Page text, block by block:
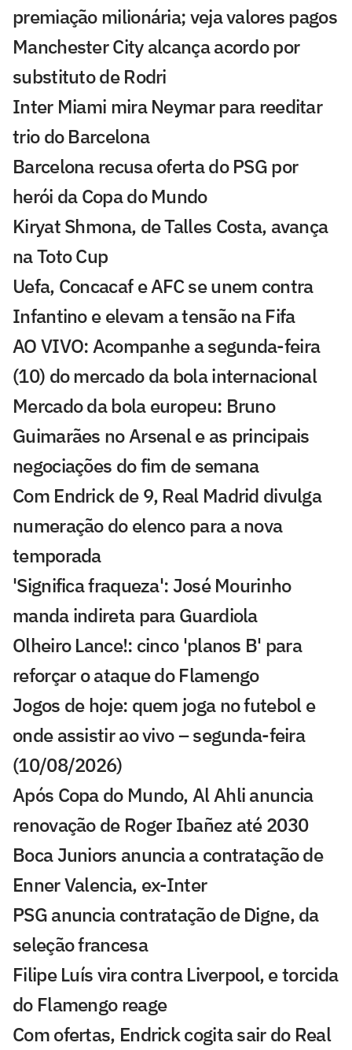
premiação milionária; veja valores pagos
Manchester City alcança acordo por
substituto de Rodri
Inter Miami mira Neymar para reeditar
trio do Barcelona
Barcelona recusa oferta do PSG por
herói da Copa do Mundo
Kiryat Shmona, de Talles Costa, avança
na Toto Cup
Uefa, Concacaf e AFC se unem contra
Infantino e elevam a tensão na Fifa
AO VIVO: Acompanhe a segunda-feira
(10) do mercado da bola internacional
Mercado da bola europeu: Bruno
Guimarães no Arsenal e as principais
negociações do fim de semana
Com Endrick de 9, Real Madrid divulga
numeração do elenco para a nova
temporada
'Significa fraqueza': José Mourinho
manda indireta para Guardiola
Olheiro Lance!: cinco 'planos B' para
reforçar o ataque do Flamengo
Jogos de hoje: quem joga no futebol e
onde assistir ao vivo – segunda-feira
(10/08/2026)
Após Copa do Mundo, Al Ahli anuncia
renovação de Roger Ibañez até 2030
Boca Juniors anuncia a contratação de
Enner Valencia, ex-Inter
PSG anuncia contratação de Digne, da
seleção francesa
Filipe Luís vira contra Liverpool, e torcida
do Flamengo reage
Com ofertas, Endrick cogita sair do Real